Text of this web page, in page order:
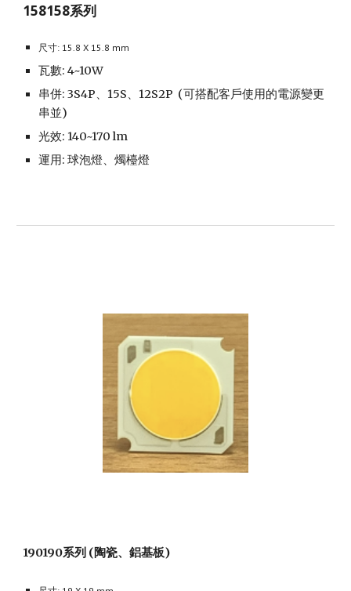
158158系列
尺寸: 15.8 X 15.8 mm
瓦數: 4~10W
串併: 3S4P、15S、12S2P (可搭配客戶使用的電源變更
串並)
光效: 140~170 lm
運用: 球泡燈、燭檯燈
190190系列 (陶瓷、鋁基板)